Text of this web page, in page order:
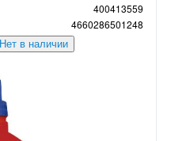
400413559
4660286501248
Нет в наличии